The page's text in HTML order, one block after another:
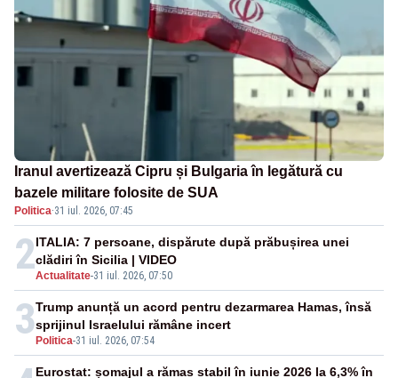
Iranul avertizează Cipru și Bulgaria în legătură cu
bazele militare folosite de SUA
Politica·31 iul. 2026, 07:45
2Actualitate-31 iul. 2026, 07:50
ITALIA: 7 persoane, dispărute după prăbușirea unei
clădiri în Sicilia | VIDEO
3 Politica-31 iul. 2026, 07:54
Trump anunță un acord pentru dezarmarea Hamas, însă
sprijinul Israelului rămâne incert
Eurostat: șomajul a rămas stabil în iunie 2026 la 6,3% în